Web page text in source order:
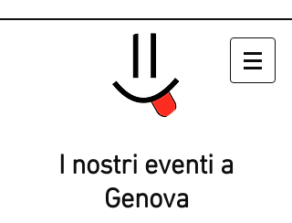
I nostri eventi a
Genova